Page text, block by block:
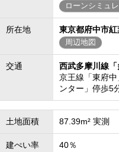
ローンシミュ
所在地 東京都府中市紅
周辺地図
交通
西武多摩川線
京王線「東府
ンター」停歩5
土地面積 87.39m² 実測
建ぺい率 40％